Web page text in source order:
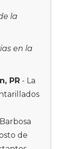
334
con un
fases
y
están
genera
la
en la
PR - La
de